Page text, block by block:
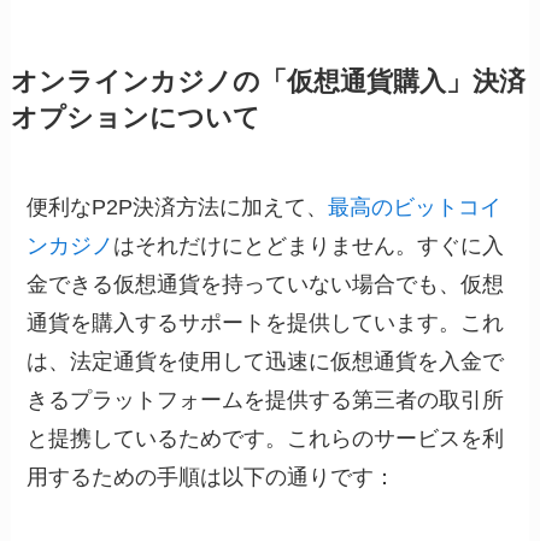
オンラインカジノの「仮想通貨購入」決済
オプションについて
便利なP2P決済方法に加えて、最高のビットコイ
ンカジノ はそれだけにとどまりません。すぐに入
金できる仮想通貨を持っていない場合でも、仮想
通貨を購入するサポートを提供しています。これ
は、法定通貨を使用して迅速に仮想通貨を入金で
きるプラットフォームを提供する第三者の取引所
と提携しているためです。これらのサービスを利
用するための手順は以下の通りです：